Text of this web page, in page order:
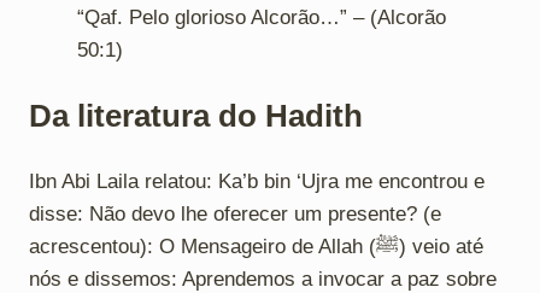
“Qaf. Pelo glorioso Alcorão…” – (Alcorão
50:1)
Da literatura do Hadith
Ibn Abi Laila relatou: Ka’b bin ‘Ujra me encontrou e
disse: Não devo lhe oferecer um presente? (e
acrescentou): O Mensageiro de Allah (ﷺ) veio até
nós e dissemos: Aprendemos a invocar a paz sobre